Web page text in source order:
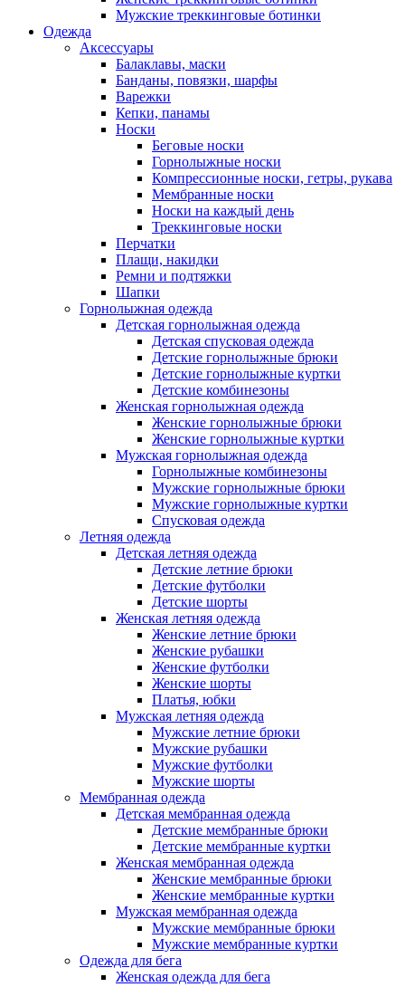
Мужские треккинговые ботинки
Одежда
Аксессуары
Балаклавы, маски
Банданы, повязки, шарфы
Варежки
Кепки, панамы
Носки
Беговые носки
Горнолыжные носки
Компрессионные носки, гетры, рукава
Мембранные носки
Носки на каждый день
Треккинговые носки
Перчатки
Плащи, накидки
Ремни и подтяжки
Шапки
Горнолыжная одежда
Детская горнолыжная одежда
Детская спусковая одежда
Детские горнолыжные брюки
Детские горнолыжные куртки
Детские комбинезоны
Женская горнолыжная одежда
Женские горнолыжные брюки
Женские горнолыжные куртки
Мужская горнолыжная одежда
Горнолыжные комбинезоны
Мужские горнолыжные брюки
Мужские горнолыжные куртки
Спусковая одежда
Летняя одежда
Детская летняя одежда
Детские летние брюки
Детские футболки
Детские шорты
Женская летняя одежда
Женские летние брюки
Женские рубашки
Женские футболки
Женские шорты
Платья, юбки
Мужская летняя одежда
Мужские летние брюки
Мужские рубашки
Мужские футболки
Мужские шорты
Мембранная одежда
Детская мембранная одежда
Детские мембранные брюки
Детские мембранные куртки
Женская мембранная одежда
Женские мембранные брюки
Женские мембранные куртки
Мужская мембранная одежда
Мужские мембранные брюки
Мужские мембранные куртки
Одежда для бега
Женская одежда для бега